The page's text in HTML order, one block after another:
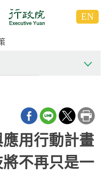
EN
用行動計畫
不再只是一